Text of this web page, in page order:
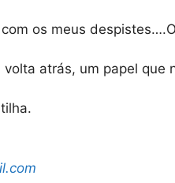
os meus
atrás, um papel